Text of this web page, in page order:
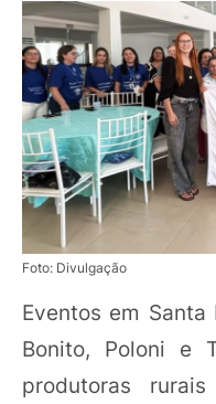
Foto: Divulgação
Eventos em
Bonito, Poloni e
produtoras